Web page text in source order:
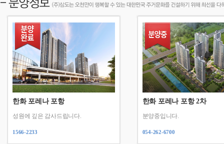
한화 포레나 포항
성원에 깊은 감사드립니다.
1566-2233
한화 포레나 포항 2차
분양중입니다.
054-262-6700